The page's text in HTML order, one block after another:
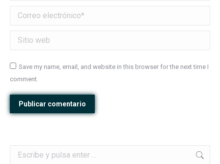
Correo electrónico *
Sitio web
Save my name, email, and website in this browser for the next time I
comment.
Publicar comentario
Buscar: